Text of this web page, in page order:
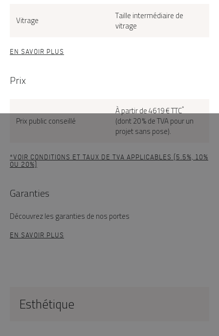
Vitrage Taille intermédiaire de
vitrage
EN SAVOIR PLUS
Prix
Prix public conseillé
À partir de 4619 € TTC*
(dont 20 % de TVA pour un
projet sans pose).
*VOIR CONDITIONS ET TAUX DE TVA APPLICABLES (5.5%, 10%
OU 20%)
Garanties
Découvrez les garanties de nos portes
EN SAVOIR PLUS
Esthétique